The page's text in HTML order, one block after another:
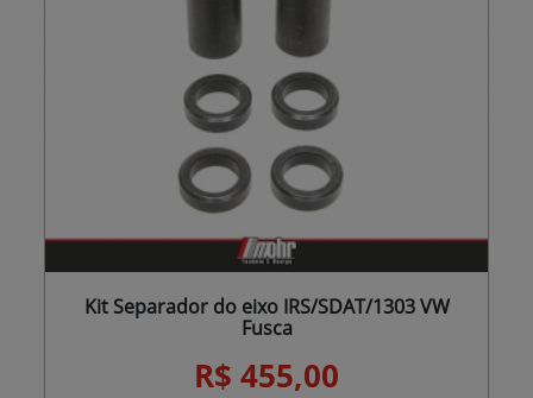
Kit Separador do eixo IRS/SDAT/1303 VW
Fusca
R$ 455,00